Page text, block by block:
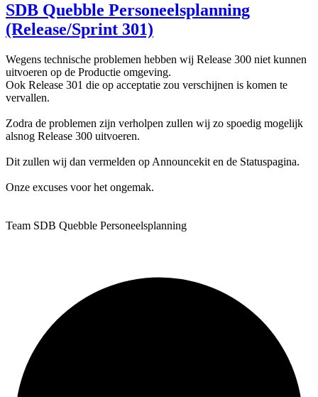
SDB Quebble Personeelsplanning
(Release/Sprint 301)
Wegens technische problemen hebben wij Release 300 niet kunnen
uitvoeren op de Productie omgeving.
Ook Release 301 die op acceptatie zou verschijnen is komen te
vervallen.
Zodra de problemen zijn verholpen zullen wij zo spoedig mogelijk
alsnog Release 300 uitvoeren.
Dit zullen wij dan vermelden op Announcekit en de Statuspagina.
Onze excuses voor het ongemak.
Team SDB Quebble Personeelsplanning